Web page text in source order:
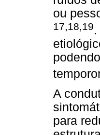
ou
17,18,19
A
para